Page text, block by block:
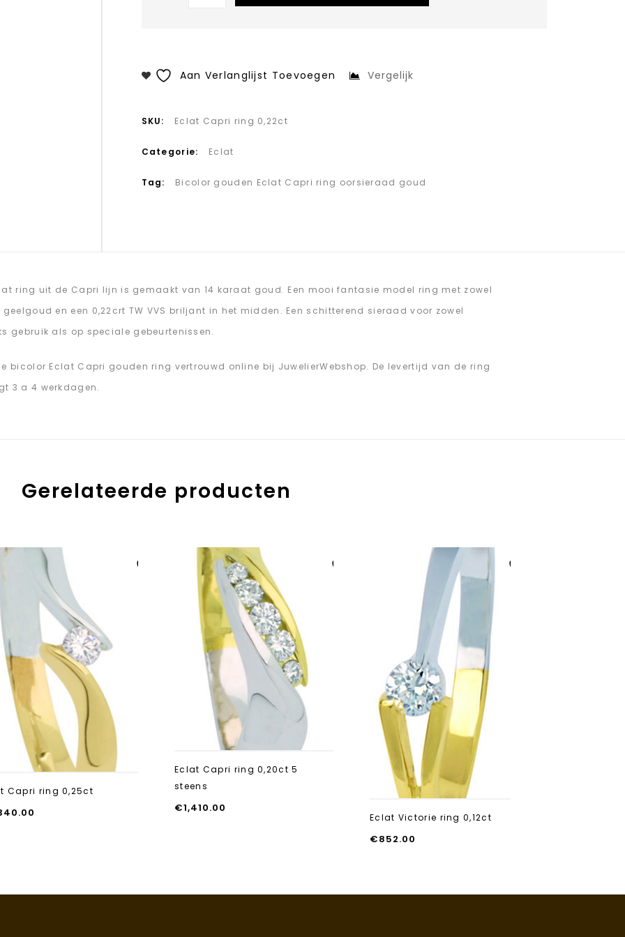
Aan Verlanglijst Toevoegen Vergelijk
SKU: Eclat Capri ring 0,22ct
Categorie: Eclat
Tag: Bicolor gouden Eclat Capri ring oorsieraad goud
ring uit de Capri lijn is gemaakt van 14 karaat goud. Een mooi fantasie model ring met zowel
en een 0,22crt TW VVS briljant in het midden. Een schitterend sieraad voor zowel
gebruik als op speciale gebeurtenissen.
bicolor Eclat Capri gouden ring vertrouwd online bij JuwelierWebshop. De levertijd van de ring
3 a 4 werkdagen.
Gerelateerde producten
Capri ring 0,25ct
Eclat Capri ring 0,20ct 5
steens
€1,410.00
Eclat Victorie ring 0,12ct
€852.00